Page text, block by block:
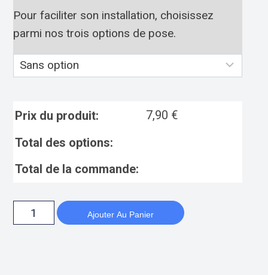
Pour faciliter son installation, choisissez
parmi nos trois options de pose.
Prix du produit: 7,90 €
Total des options:
Total de la commande:
Ajouter Au Panier